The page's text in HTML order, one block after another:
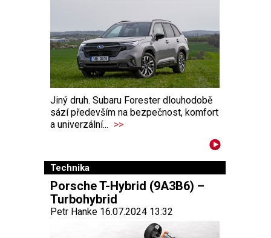
Jiný druh. Subaru Forester dlouhodobě
sází především na bezpečnost, komfort
a univerzální... >>
Technika
Porsche T-Hybrid (9A3B6) –
Turbohybrid
Petr Hanke 16.07.2024 13:32